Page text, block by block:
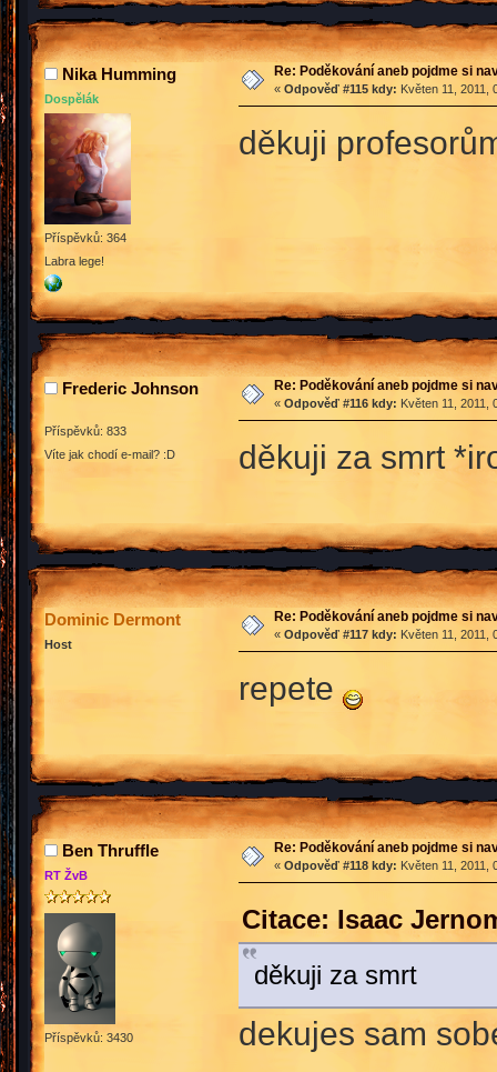
Nika Humming
Dospělák
Příspěvků: 364
Labra lege!
Re: Poděkování aneb pojdme si
« Odpověď #115 kdy: Květen 11, 2011,
děkuji
Frederic Johnson
Příspěvků: 833
Víte jak chodí e-mail? :D
Re: Poděkování aneb pojdme si
« Odpověď #116 kdy: Květen 11, 2011,
děkuji za smrt
Dominic Dermont
Host
Re: Poděkování aneb pojdme si
« Odpověď #117 kdy: Květen 11, 2011,
repete
Ben Thruffle
RT ŽvB
Příspěvků: 3430
Re: Poděkování aneb pojdme si
« Odpověď #118 kdy: Květen 11, 2011,
Citace: Isaac
děkuji za smrt
dekujes sam